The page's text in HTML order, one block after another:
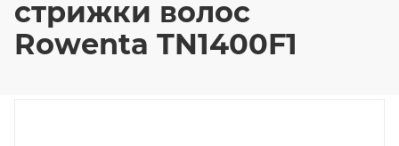
стрижки волос
Rowenta TN1400F1